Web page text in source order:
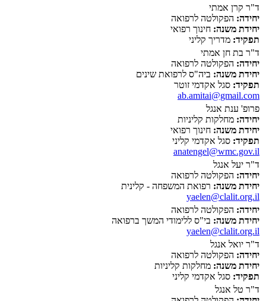
ד"ר קרן אמתי
יחידה: הפקולטה לרפואה
יחידת משנה: חינוך רפואי
תפקיד: מדריך קליני
ד"ר בת חן אמתי
יחידה: הפקולטה לרפואה
יחידת משנה: ביה"ס לרפואת שינים
תפקיד: סגל אקדמי זוטר
ab.amitai@gmail.com
פרופ' ענת אנגל
יחידה: מחלקות קליניות
יחידת משנה: חינוך רפואי
תפקיד: סגל אקדמי קליני
anatengel@wmc.gov.il
ד"ר יעל אנגל
יחידה: הפקולטה לרפואה
יחידת משנה: רפואת המשפחה - קלינית
yaelen@clalit.org.il
יחידה: הפקולטה לרפואה
יחידת משנה: בי"ס ללימודי המשך ברפואה
yaelen@clalit.org.il
ד"ר יואל אנגל
יחידה: הפקולטה לרפואה
יחידת משנה: מחלקות קליניות
תפקיד: סגל אקדמי קליני
ד"ר טל אנגל